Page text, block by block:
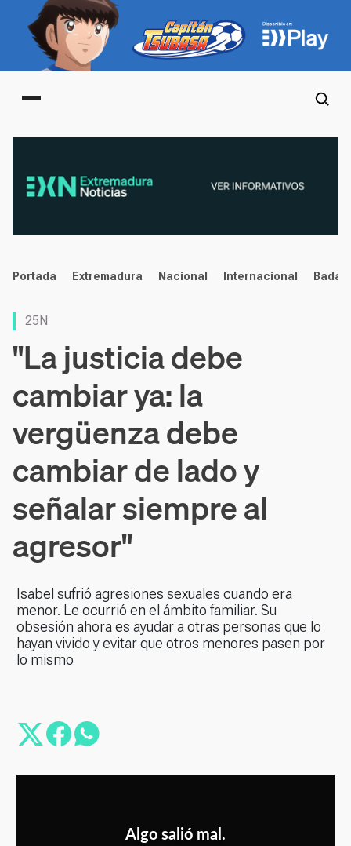
Main menu
noticias
Portada Extremadura Nacional Internacional
25N
"La justicia debe
cambiar ya: la
vergüenza debe
cambiar de lado y
señalar siempre al
agresor"
Isabel sufrió agresiones sexuales cuando era
menor. Le ocurrió en el ámbito familiar. Su
obsesión ahora es ayudar a otras personas que lo
hayan vivido y evitar que otros menores pasen por
lo mismo